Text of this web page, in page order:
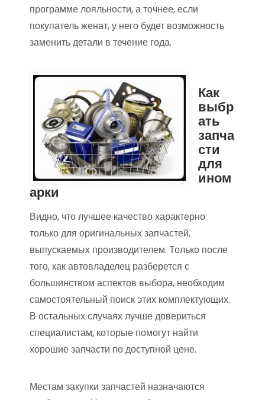
программе лояльности, а точнее, если
покупатель женат, у него будет возможность
заменить детали в течение года.
Как
выбр
ать
запча
сти
для
ином
арки
Видно, что лучшее качество характерно
только для оригинальных запчастей,
выпускаемых производителем. Только после
того, как автовладелец разберется с
большинством аспектов выбора, необходим
самостоятельный поиск этих комплектующих.
В остальных случаях лучше довериться
специалистам, которые помогут найти
хорошие запчасти по доступной цене.
Местам закупки запчастей назначаются